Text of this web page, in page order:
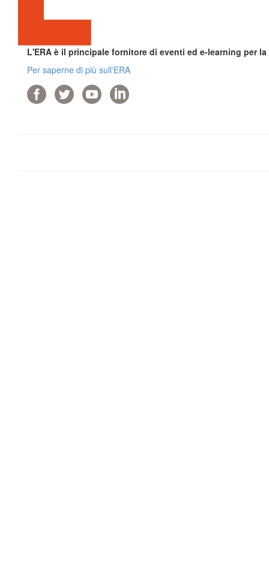
L'ERA è il principale fornitore di eventi ed e-learning per
Per saperne di più sull'ERA